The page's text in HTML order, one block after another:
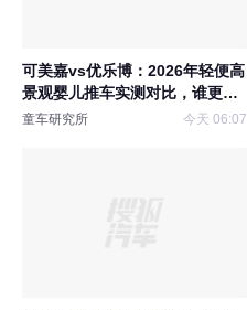
可美嘉vs优乐博：2026年轻便高
景观婴儿推车实测对比，谁更值
得入手？
童车研究所 今天 06:07